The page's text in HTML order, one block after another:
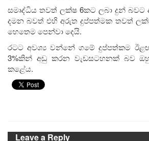
සමෘද්ධිය තවත් ලක්ෂ 6කට ලබා දුන්
දමන බවත් එහි අරුත දුප්පත්මක තවත්
හෙතෙම පෙන්වා දෙයි.
රටට අවශ්‍ය වන්නේ ගමේ දුප්පත්කම
3%කින් අඩු කරන වැඩසටහනක් බව
කළේය.
Leave a Reply